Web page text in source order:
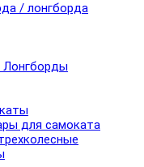
/ лонгборда
для самоката